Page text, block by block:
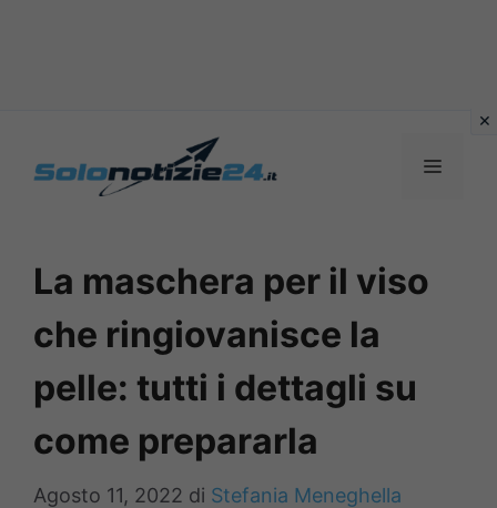
MENU
La maschera per il viso
che ringiovanisce la
pelle: tutti i dettagli su
come prepararla
Agosto 11, 2022 di Stefania Meneghella